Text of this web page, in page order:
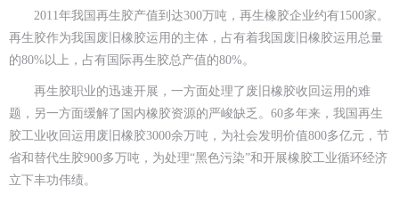
2011年我国再生胶产值到达300万吨，再生橡胶企业约有1500家。
再生胶作为我国废旧橡胶运用的主体，占有着我国废旧橡胶运用总量
的80%以上，占有国际再生胶总产值的80%。
再生胶职业的迅速开展，一方面处理了废旧橡胶收回运用的难
题，另一方面缓解了国内橡胶资源的严峻缺乏。60多年来，我国再生
胶工业收回运用废旧橡胶3000余万吨，为社会发明价值800多亿元，节
省和替代生胶900多万吨，为处理“黑色污染”和开展橡胶工业循环经济
立下丰功伟绩。